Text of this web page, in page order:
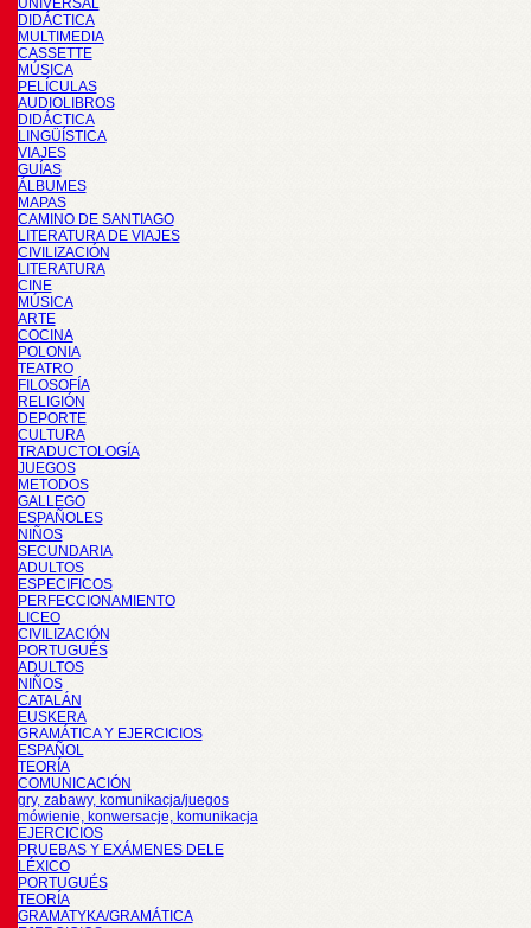
UNIVERSAL
DIDÁCTICA
MULTIMEDIA
CASSETTE
MÚSICA
PELÍCULAS
AUDIOLIBROS
DIDÁCTICA
LINGÜÍSTICA
VIAJES
GUÍAS
ÁLBUMES
MAPAS
CAMINO DE SANTIAGO
LITERATURA DE VIAJES
CIVILIZACIÓN
LITERATURA
CINE
MÚSICA
ARTE
COCINA
POLONIA
TEATRO
FILOSOFÍA
RELIGIÓN
DEPORTE
CULTURA
TRADUCTOLOGÍA
JUEGOS
METODOS
GALLEGO
ESPAÑOLES
NIÑOS
SECUNDARIA
ADULTOS
ESPECIFICOS
PERFECCIONAMIENTO
LICEO
CIVILIZACIÓN
PORTUGUÉS
ADULTOS
NIÑOS
CATALÁN
EUSKERA
GRAMÁTICA Y EJERCICIOS
ESPAÑOL
TEORÍA
COMUNICACIÓN
gry, zabawy, komunikacja/juegos
mówienie, konwersacje, komunikacja
EJERCICIOS
PRUEBAS Y EXÁMENES DELE
LÉXICO
PORTUGUÉS
TEORÍA
GRAMATYKA/GRAMÁTICA